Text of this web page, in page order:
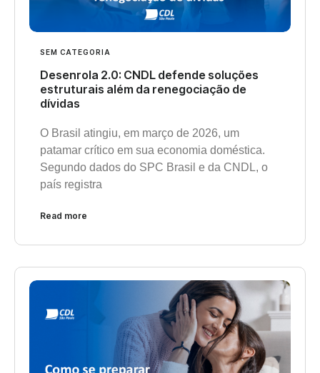
SEM CATEGORIA
Desenrola 2.0: CNDL defende soluções
estruturais além da renegociação de
dívidas
O Brasil atingiu, em março de 2026, um
patamar crítico em sua economia doméstica.
Segundo dados do SPC Brasil e da CNDL, o
país registra
Read more